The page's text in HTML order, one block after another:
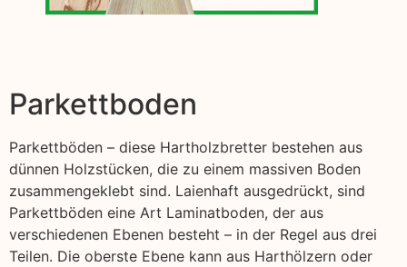
Parkettboden
Parkettböden – diese Hartholzbretter bestehen aus
dünnen Holzstücken, die zu einem massiven Boden
zusammengeklebt sind. Laienhaft ausgedrückt, sind
Parkettböden eine Art Laminatboden, der aus
verschiedenen Ebenen besteht – in der Regel aus drei
Teilen. Die oberste Ebene kann aus Harthölzern oder